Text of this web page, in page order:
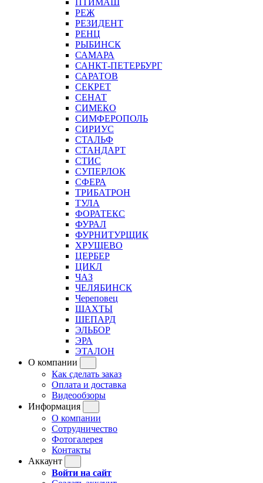
РЕЖ
РЕЗИДЕНТ
РЕНЦ
РЫБИНСК
САМАРА
САНКТ-ПЕТЕРБУРГ
САРАТОВ
СЕКРЕТ
СЕНАТ
СИМЕКО
СИМФЕРОПОЛЬ
СИРИУС
СТАЛЬФ
СТАНДАРТ
СТИС
СУПЕРЛОК
СФЕРА
ТРИБАТРОН
ТУЛА
ФОРАТЕКС
ФУРАЛ
ФУРНИТУРЩИК
ХРУЩЕВО
ЦЕРБЕР
ЦИКЛ
ЧАЗ
ЧЕЛЯБИНСК
Череповец
ШАХТЫ
ШЕПАРД
ЭЛЬБОР
ЭРА
ЭТАЛОН
О компании
Как сделать заказ
Оплата и доставка
Видеообзоры
Информация
О компании
Сотрудничество
Фотогалерея
Контакты
Аккаунт
Войти на сайт